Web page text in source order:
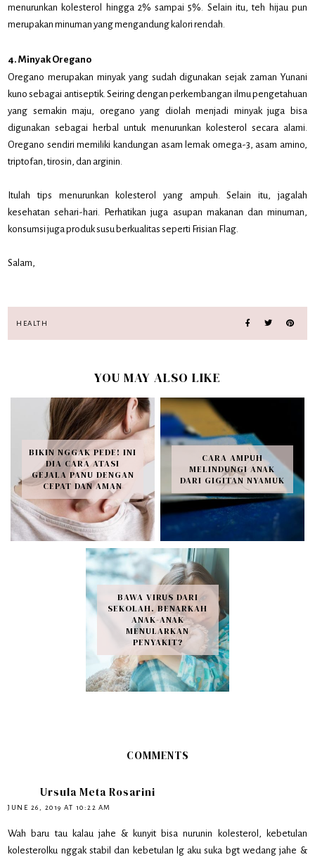
menurunkan kolesterol hingga 2% sampai 5%. Selain itu, teh hijau pun
merupakan minuman yang mengandung kalori rendah.
4. Minyak Oregano
Oregano merupakan minyak yang sudah digunakan sejak zaman Yunani
kuno sebagai antiseptik. Seiring dengan perkembangan ilmu pengetahuan
yang semakin maju, oregano yang diolah menjadi minyak juga bisa
digunakan sebagai herbal untuk menurunkan kolesterol secara alami.
Oregano sendiri memiliki kandungan asam lemak omega-3, asam amino,
triptofan, tirosin, dan arginin.
Itulah tips menurunkan kolesterol yang ampuh. Selain itu, jagalah
kesehatan sehari-hari. Perhatikan juga asupan makanan dan minuman,
konsumsi juga produk susu berkualitas seperti Frisian Flag.
Salam,
HEALTH
YOU MAY ALSO LIKE
BIKIN NGGAK PEDE! INI
DIA CARA ATASI
GEJALA PANU DENGAN
CEPAT DAN AMAN
CARA AMPUH
MELINDUNGI ANAK
DARI GIGITAN NYAMUK
BAWA VIRUS DARI
SEKOLAH. BENARKAH
ANAK-ANAK
MENULARKAN
PENYAKIT?
COMMENTS
Ursula Meta Rosarini
JUNE 26, 2019 AT 10:22 AM
Wah baru tau kalau jahe & kunyit bisa nurunin kolesterol, kebetulan
kolesterolku nggak stabil dan kebetulan lg aku suka bgt wedang jahe &